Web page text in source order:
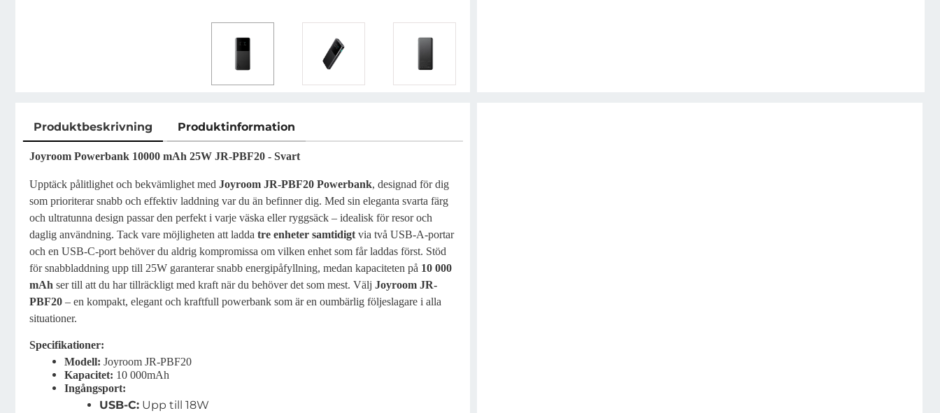
Produktbeskrivning Produktinformation
Produktbeskrivning
Joyroom Powerbank 10000 mAh 25W JR-PBF20 - Svart
Upptäck pålitlighet och bekvämlighet med Joyroom JR-PBF20 Powerbank, designad för dig
som prioriterar snabb och effektiv laddning var du än befinner dig. Med sin eleganta svarta färg
och ultratunna design passar den perfekt i varje väska eller ryggsäck – idealisk för resor och
daglig användning. Tack vare möjligheten att ladda tre enheter samtidigt via två USB-A-portar
och en USB-C-port behöver du aldrig kompromissa om vilken enhet som får laddas först. Stöd
för snabbladdning upp till 25W garanterar snabb energipåfyllning, medan kapaciteten på 10 000
mAh ser till att du har tillräckligt med kraft när du behöver det som mest. Välj Joyroom JR-
PBF20 – en kompakt, elegant och kraftfull powerbank som är en oumbärlig följeslagare i alla
situationer.
Specifikationer:
Modell: Joyroom JR-PBF20
Kapacitet: 10 000mAh
Ingångsport:
USB-C: Upp till 18W